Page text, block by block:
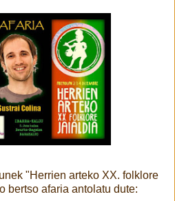
"Herrien arteko XX. folklore
bertso afaria antolatu dute: